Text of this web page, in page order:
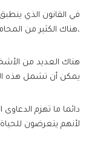
في القانون الذي
،هناك الكثير من
هناك العديد من
يمكن أن تشمل هذه
دائما ما تهزم الدعاوى
لأنهم يتعرضون للحياة